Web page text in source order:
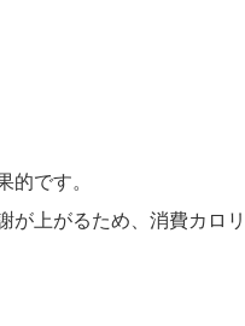
的です。
上がるため、消費カロリ